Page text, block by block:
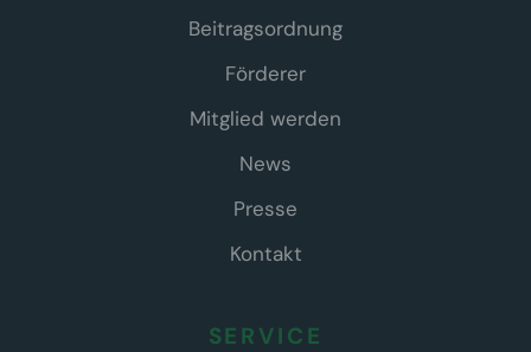
Beitragsordnung
Förderer
Mitglied werden
News
Presse
Kontakt
SERVICE